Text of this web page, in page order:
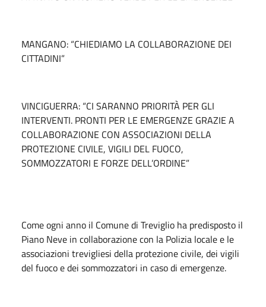
MANGANO: “CHIEDIAMO LA COLLABORAZIONE DEI
CITTADINI”
VINCIGUERRA: “CI SARANNO PRIORITÀ PER GLI
INTERVENTI. PRONTI PER LE EMERGENZE GRAZIE A
COLLABORAZIONE CON ASSOCIAZIONI DELLA
PROTEZIONE CIVILE, VIGILI DEL FUOCO,
SOMMOZZATORI E FORZE DELL’ORDINE”
Come ogni anno il Comune di Treviglio ha predisposto il
Piano Neve in collaborazione con la Polizia locale e le
associazioni trevigliesi della protezione civile, dei vigili
del fuoco e dei sommozzatori in caso di emergenze.